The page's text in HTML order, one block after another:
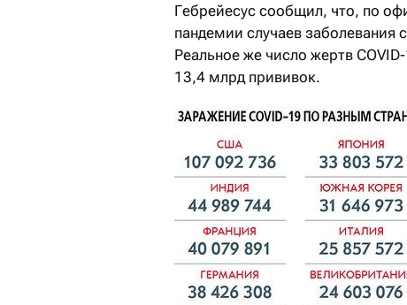
Гебрейесус сообщил, что, по
пандемии случаев заболевания
Реальное же число жертв
13,4 млрд прививок.